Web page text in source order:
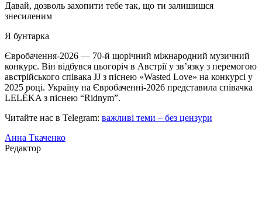
Давай, дозволь захопити тебе так, що ти залишишся
знесиленим
Я бунтарка
Євробачення-2026 — 70-й щорічний міжнародний музичний
конкурс. Він відбувся цьогоріч в Австрії у зв’язку з перемогою
австрійського співака JJ з піснею «Wasted Love» на конкурсі у
2025 році. Україну на Євробаченні-2026 представила співачка
LELÉKA з піснею “Ridnym”.
Читайте нас в Telegram: важливі теми – без цензури
Анна Ткаченко
Редактор